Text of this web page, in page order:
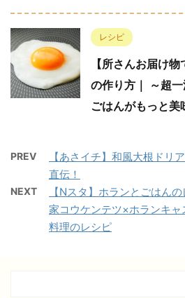
レシピ
【所さんお届け
の作り方｜ ～超
ごはんがもっと美
PREV
【あさイチ】和風大根ドリ
直伝！
NEXT
【Nスタ】ホランとごはん
家コウケンテツ×ホランキ
料理のレシピ